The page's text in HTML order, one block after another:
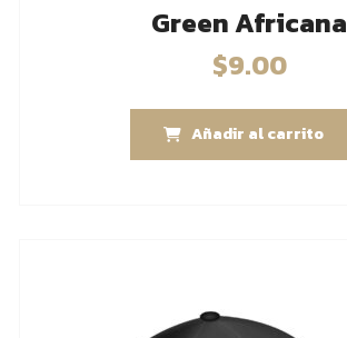
Green Africana
$9.00
Añadir al carrito